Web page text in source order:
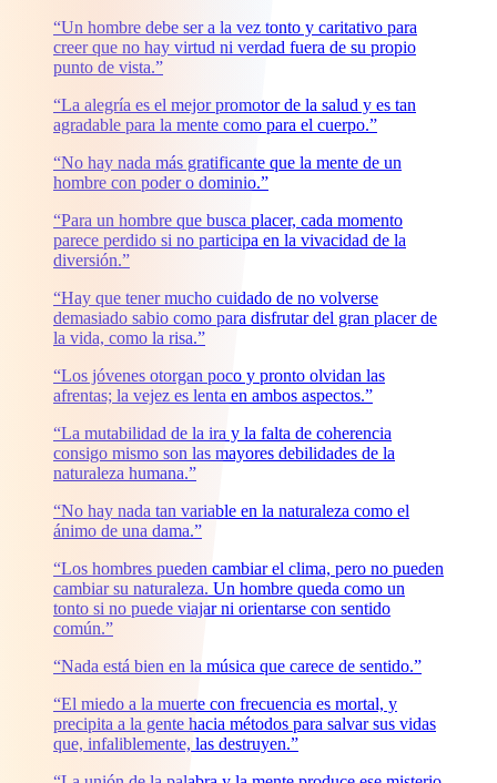
“Un hombre debe ser a la vez tonto y caritativo para
creer que no hay virtud ni verdad fuera de su propio
punto de vista.”
“La alegría es el mejor promotor de la salud y es tan
agradable para la mente como para el cuerpo.”
“No hay nada más gratificante que la mente de un
hombre con poder o dominio.”
“Para un hombre que busca placer, cada momento
parece perdido si no participa en la vivacidad de la
diversión.”
“Hay que tener mucho cuidado de no volverse
demasiado sabio como para disfrutar del gran placer de
la vida, como la risa.”
“Los jóvenes otorgan poco y pronto olvidan las
afrentas; la vejez es lenta en ambos aspectos.”
“La mutabilidad de la ira y la falta de coherencia
consigo mismo son las mayores debilidades de la
naturaleza humana.”
“No hay nada tan variable en la naturaleza como el
ánimo de una dama.”
“Los hombres pueden cambiar el clima, pero no pueden
cambiar su naturaleza. Un hombre queda como un
tonto si no puede viajar ni orientarse con sentido
común.”
“Nada está bien en la música que carece de sentido.”
“El miedo a la muerte con frecuencia es mortal, y
precipita a la gente hacia métodos para salvar sus vidas
que, infaliblemente, las destruyen.”